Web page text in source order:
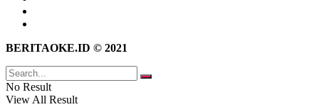
BERITAOKE.ID © 2021
No Result
View All Result